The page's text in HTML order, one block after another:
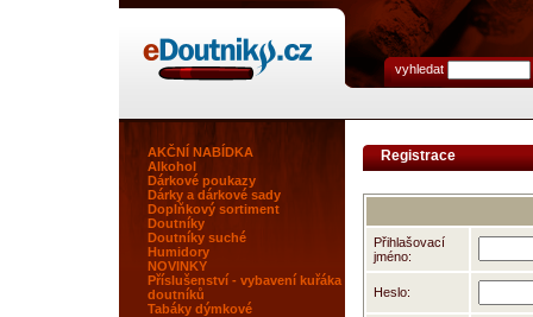
vyhledat
AKČNÍ NABÍDKA
Alkohol
Dárkové poukazy
Dárky a dárkové sady
Doplňkový sortiment
Doutníky
Doutníky suché
Humidory
NOVINKY
Příslušenství - vybavení kuřáka
doutníků
Tabáky dýmkové
Registrace
Přihlašovací
jméno:
Heslo: